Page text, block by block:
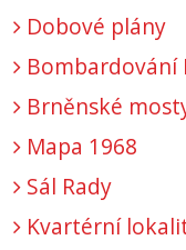
Dobové plány
Bombardování
Brněnské
Mapa 1968
Sál Rady
Kvartérní